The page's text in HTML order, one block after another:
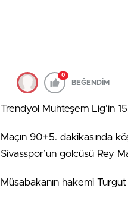
0
BEĞENDİM
Trendyol Muhteşem Lig’in
Maçın 90+5. dakikasında
Sivasspor’un golcüsü Rey
Müsabakanın hakemi